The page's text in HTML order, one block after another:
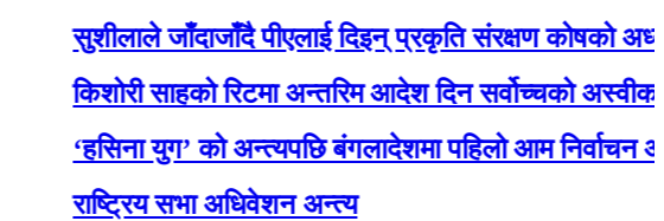
सुशीलाले जाँदाजाँदै पीएलाई दिइन् प्रकृति संरक्षण कोषको अध्यक्षमा
किशोरी साहको रिटमा अन्तरिम आदेश दिन सर्वोच्चको अस्वीकार,
‘हसिना युग’ को अन्त्यपछि बंगलादेशमा पहिलो आम निर्वाचन आज
राष्ट्रिय सभा अधिवेशन अन्त्य